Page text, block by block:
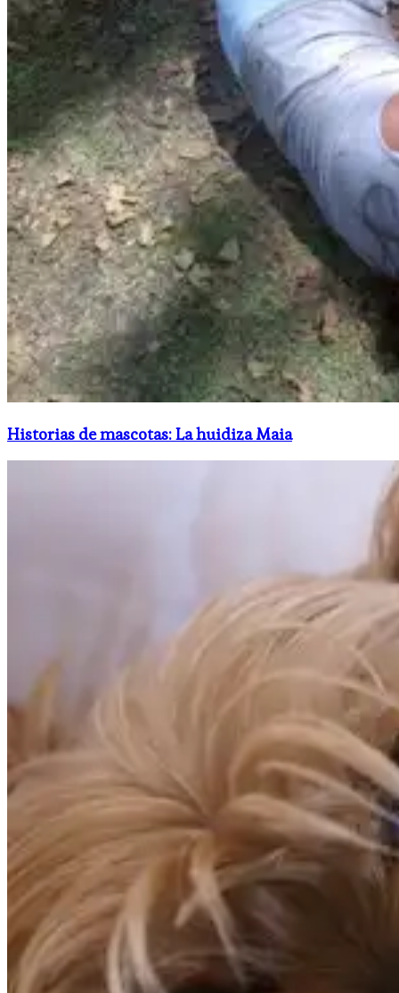
Historias de mascotas: La huidiza Maia